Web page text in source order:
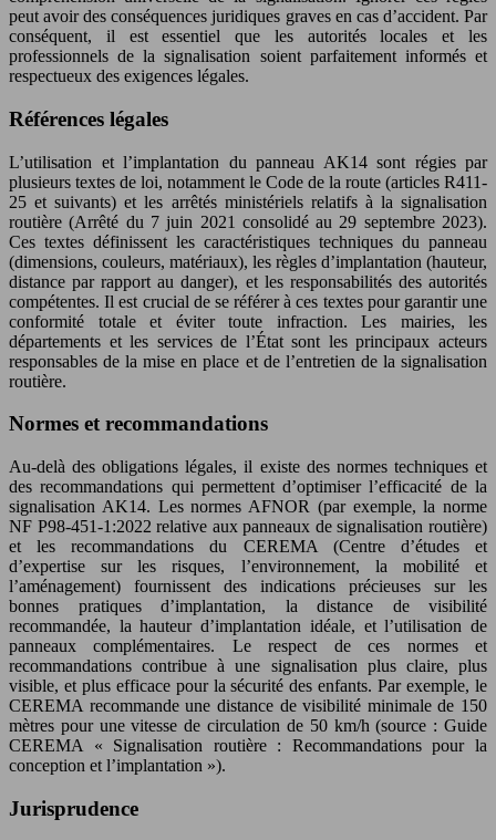
peut avoir des conséquences juridiques graves en cas d’accident. Par
conséquent, il est essentiel que les autorités locales et les
professionnels de la signalisation soient parfaitement informés et
respectueux des exigences légales.
Références légales
L’utilisation et l’implantation du panneau AK14 sont régies par
plusieurs textes de loi, notamment le Code de la route (articles R411-
25 et suivants) et les arrêtés ministériels relatifs à la signalisation
routière (Arrêté du 7 juin 2021 consolidé au 29 septembre 2023).
Ces textes définissent les caractéristiques techniques du panneau
(dimensions, couleurs, matériaux), les règles d’implantation (hauteur,
distance par rapport au danger), et les responsabilités des autorités
compétentes. Il est crucial de se référer à ces textes pour garantir une
conformité totale et éviter toute infraction. Les mairies, les
départements et les services de l’État sont les principaux acteurs
responsables de la mise en place et de l’entretien de la signalisation
routière.
Normes et recommandations
Au-delà des obligations légales, il existe des normes techniques et
des recommandations qui permettent d’optimiser l’efficacité de la
signalisation AK14. Les normes AFNOR (par exemple, la norme
NF P98-451-1:2022 relative aux panneaux de signalisation routière)
et les recommandations du CEREMA (Centre d’études et
d’expertise sur les risques, l’environnement, la mobilité et
l’aménagement) fournissent des indications précieuses sur les
bonnes pratiques d’implantation, la distance de visibilité
recommandée, la hauteur d’implantation idéale, et l’utilisation de
panneaux complémentaires. Le respect de ces normes et
recommandations contribue à une signalisation plus claire, plus
visible, et plus efficace pour la sécurité des enfants. Par exemple, le
CEREMA recommande une distance de visibilité minimale de 150
mètres pour une vitesse de circulation de 50 km/h (source : Guide
CEREMA « Signalisation routière : Recommandations pour la
conception et l’implantation »).
Jurisprudence